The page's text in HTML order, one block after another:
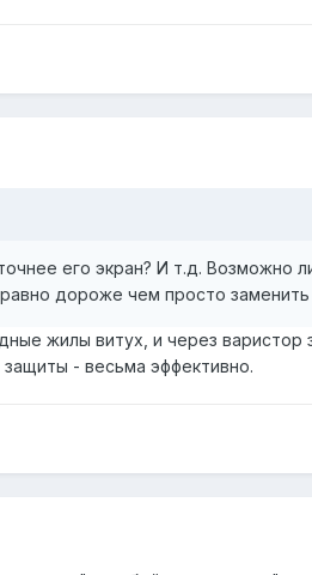
его экран? И т.д. Возможно
дороже чем просто
жилы витух, и через варистор
- весьма эффективно.